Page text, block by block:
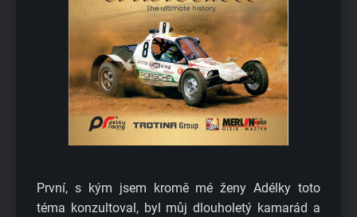
První, s kým jsem kromě mé ženy Adélky toto
téma konzultoval, byl můj dlouholetý kamarád a